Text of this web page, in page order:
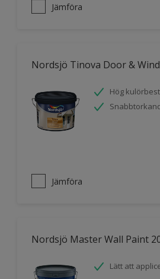
Jämföra
Nordsjö Tinova Door &
Hög
Jämföra
Nordsjö Master Wall Paint
Lätt att